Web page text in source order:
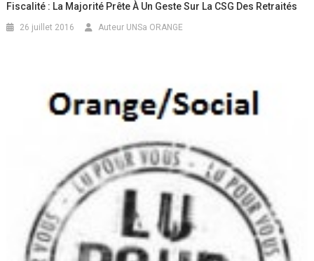
Fiscalité : La Majorité Prête À Un Geste Sur La CSG Des Retraités
26 juillet 2016 Auteur UNSa ORANGE